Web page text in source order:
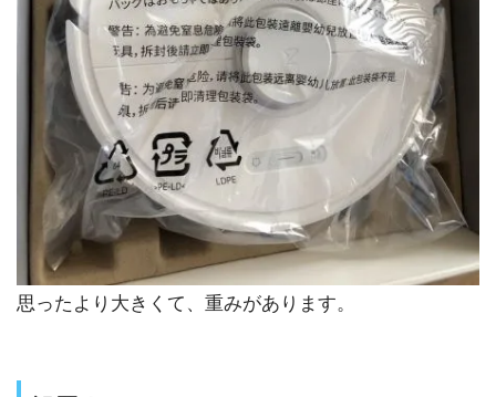
思ったより大きくて、重みがあります。